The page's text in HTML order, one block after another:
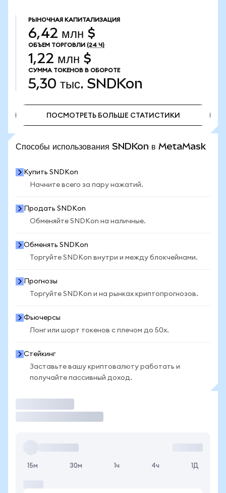
РЫНОЧНАЯ КАПИТАЛИЗАЦИЯ
6,42 млн $
ОБЪЕМ ТОРГОВЛИ (24 Ч)
1,22 млн $
СУММА ТОКЕНОВ В ОБОРОТЕ
5,30 тыс. SNDKon
ПОСМОТРЕТЬ БОЛЬШЕ СТАТИСТИКИ
Способы использования SNDKon в MetaMask
Купить SNDKon
Начните всего за пару нажатий.
Продать SNDKon
Обменяйте SNDKon на наличные.
Обменять SNDKon
Торгуйте SNDKon внутри и между блокчейнами.
Прогнозы
Торгуйте SNDKon и на рынках криптопрогнозов.
Фьючерсы
Лонг или шорт токенов с плечом до 50x.
Стейкинг
Заставьте вашу криптовалюту работать и
получайте пассивный доход.
15м 30м 1ч 4ч 1Д